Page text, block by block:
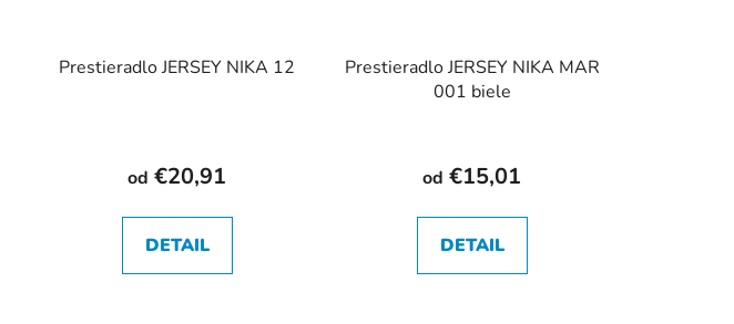
Prestieradlo JERSEY NIKA 12
od €20,91
DETAIL
Prestieradlo JERSEY NIKA MAR
001 biele
od €15,01
DETAIL